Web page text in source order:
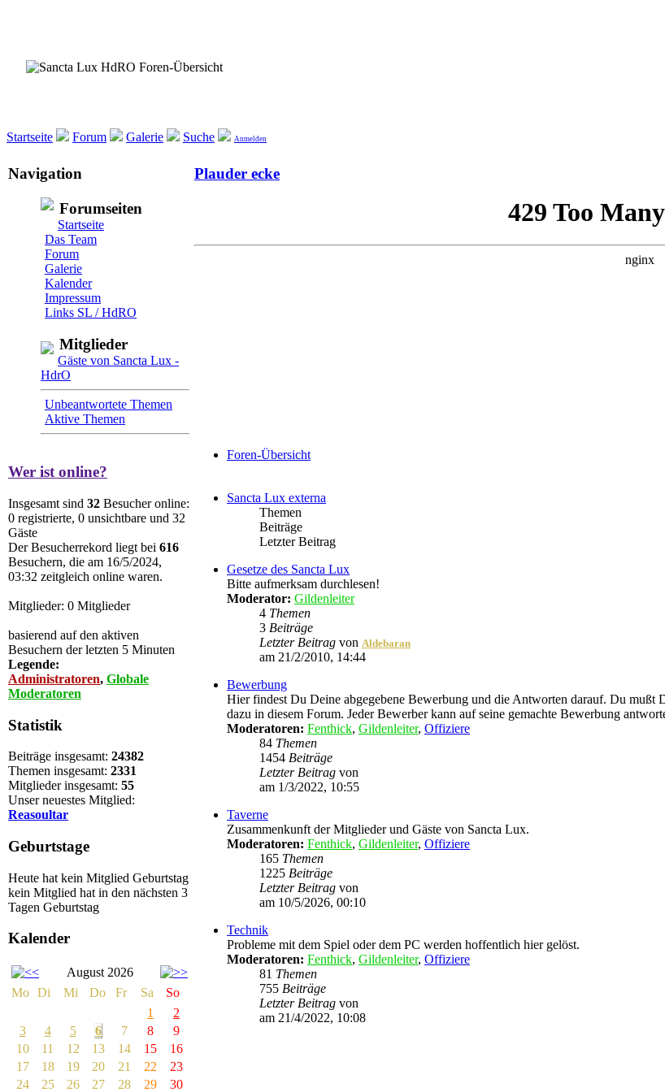
Startseite Forum Galerie Suche Anmelden
Navigation
Forumseiten
Startseite
Das Team
Forum
Galerie
Kalender
Impressum
Links SL / HdRO
Mitglieder
Gäste von Sancta Lux -
HdrO
Unbeantwortete Themen
Aktive Themen
Wer ist online?
Insgesamt sind 32 Besucher online:
0 registrierte, 0 unsichtbare und 32
Gäste
Der Besucherrekord liegt bei 616
Besuchern, die am 16/5/2024,
03:32 zeitgleich online waren.
Mitglieder: 0 Mitglieder
basierend auf den aktiven
Besuchern der letzten 5 Minuten
Legende:
Administratoren, Globale
Moderatoren
Statistik
Beiträge insgesamt: 24382
Themen insgesamt: 2331
Mitglieder insgesamt: 55
Unser neuestes Mitglied:
Reasoultar
Geburtstage
Heute hat kein Mitglied Geburtstag
kein Mitglied hat in den nächsten 3
Tagen Geburtstag
Kalender
August 2026
Mo Di Mi Do Fr Sa
So
1
2
3
4 5 6 7 8
9
10
11 12 13 14 15
16
17
18 19 20 21 22
23
24
25 26 27 28 29 30
Plauder ecke
Foren-Übersicht
Sancta Lux externa
Themen
Beiträge
Letzter Beitrag
Gesetze des Sancta Lux
Bitte aufmerksam durchlesen!
Moderator: Gildenleiter
4 Themen
3 Beiträge
Letzter Beitrag von Aldebaran
am 21/2/2010, 14:44
Bewerbung
Hier findest Du Deine abgegebene Bewerbung und die Antworten darauf. Du
dazu in diesem Forum. Jeder Bewerber kann auf seine gemachte Bewerbung
Moderatoren: Fenthick, Gildenleiter, Offiziere
84 Themen
1454 Beiträge
Letzter Beitrag von
am 1/3/2022, 10:55
Taverne
Zusammenkunft der Mitglieder und Gäste von Sancta Lux.
Moderatoren: Fenthick, Gildenleiter, Offiziere
165 Themen
1225 Beiträge
Letzter Beitrag von
am 10/5/2026, 00:10
Technik
Probleme mit dem Spiel oder dem PC werden hoffentlich hier gelöst.
Moderatoren: Fenthick, Gildenleiter, Offiziere
81 Themen
755 Beiträge
Letzter Beitrag von
am 21/4/2022, 10:08